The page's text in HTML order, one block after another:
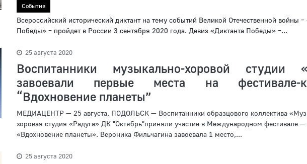
События
Всероссийский исторический диктант на тему событий Великой Отечественной войны –
Победы» – пройдет в России 3 сентября 2020 года. Девиз «Диктанта Победы» –...
25 августа 2020
Воспитанники музыкально-хоровой студии
завоевали первые места на фестивале-
“Вдохновение планеты”
МЕДИАЦЕНТР — 25 августа, ПОДОЛЬСК — Воспитанники образцового коллектива
хоровая студия «Радуга» ДК "Октябрь"приняли участие в Международном фестивале —
«Вдохновение планеты». Вероника Фильчагина завоевала 1 место,...
25 августа 2020